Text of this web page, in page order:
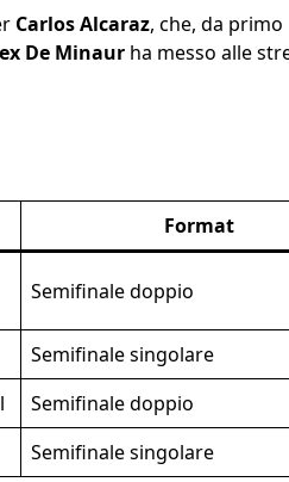
Carlos Alcaraz, che, da primo
De Minaur ha messo alle
Format
Semifinale doppio
Semifinale singolare
Semifinale doppio
Semifinale singolare